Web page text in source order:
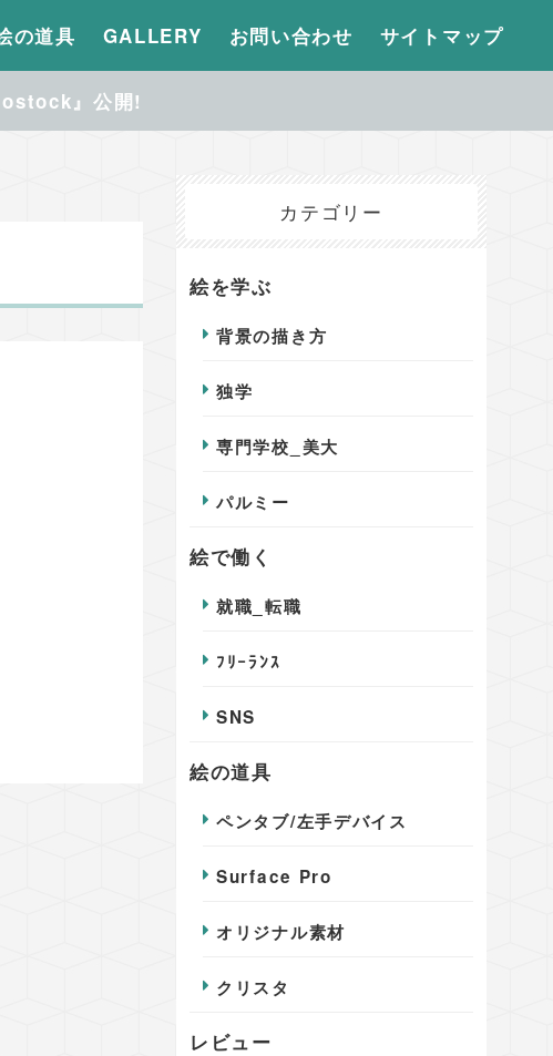
の道具 GALLERY お問い合わせ サイトマップ
』公開!
カテゴリー
絵を学ぶ
背景の描き方
独学
専門学校_美大
パルミー
絵で働く
就職_転職
ﾌﾘｰﾗﾝｽ
SNS
絵の道具
ペンタブ/左手デバイス
Surface Pro
オリジナル素材
クリスタ
レビュー